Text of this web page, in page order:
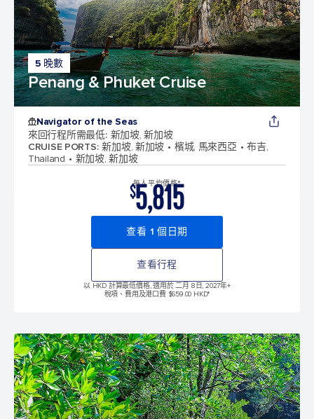
5 晚數
Penang & Phuket Cruise
Navigator of the Seas
來回行程所需最低: 新加坡, 新加坡
CRUISE PORTS: 新加坡, 新加坡 檳城, 馬來西亞
布吉,
Thailand
新加坡, 新加坡
每人平均價格*
$5,815
查看 1 個日期
查看行程
以 HKD 計算最低價格, 適用於 二月 8日, 2027年+
稅項、費用及港口費 $659.00 HKD*